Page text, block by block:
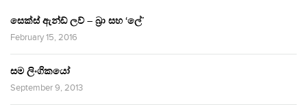
සෙක්ස් ඇන්ඩ් ලව් – බ්‍රා සහ ‘ලේ’
February 15, 2016
සම ලිංගිකයෝ
September 9, 2013